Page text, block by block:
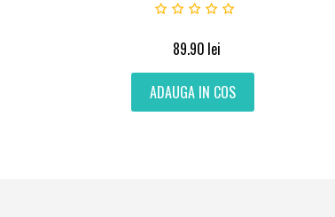
89.90 lei
ADAUGA IN COS